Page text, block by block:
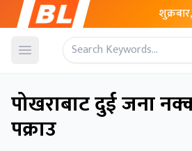
Open menu
पोखराबाट दुई जना
पक्राउ